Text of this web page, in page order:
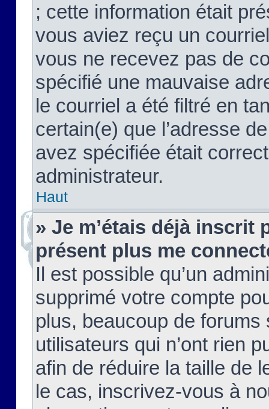
; cette information était
vous aviez reçu un
vous ne recevez pas de
spécifié une mauvaise
le courriel a été filtré en
certain(e) que l’adresse
avez spécifiée était
administrateur.
Haut
» Je m’étais déjà inscrit
présent plus me
Il est possible qu’un
supprimé votre compte
plus, beaucoup de
utilisateurs qui n’ont rien
afin de réduire la taille de
le cas, inscrivez-vous à